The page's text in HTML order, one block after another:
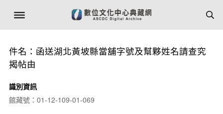
件名：函送湖北黃坡縣當舖字號及幫夥姓名請查究
揭帖由
識別資訊
館藏號：01-12-109-01-069